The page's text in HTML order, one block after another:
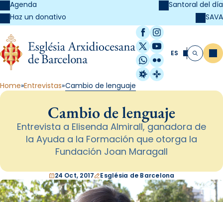
Agenda
Haz un donativo
Santoral del día
SAVA
Facebook
Instagram
X / Twitter
YouTube
WhatsApp
Flickr
Radio Estel
Catalunya
ES Buscar
Home Entrevistas Cambio de lenguaje
Cambio de lenguaje
Entrevista a Elisenda Almirall, ganadora de
la Ayuda a la Formación que otorga la
Fundación Joan Maragall
24 Oct, 2017 Església de Barcelona